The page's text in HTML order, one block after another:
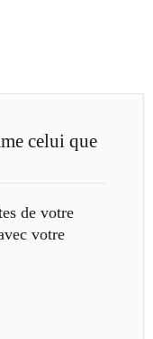
celui que
de votre
votre